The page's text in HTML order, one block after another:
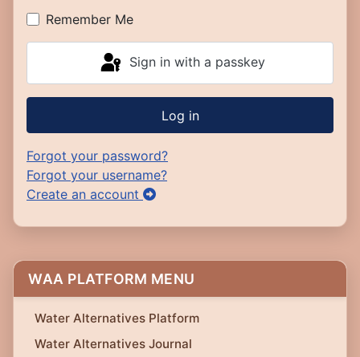
Remember Me
Sign in with a passkey
Log in
Forgot your password?
Forgot your username?
Create an account
WAA PLATFORM MENU
Water Alternatives Platform
Water Alternatives Journal